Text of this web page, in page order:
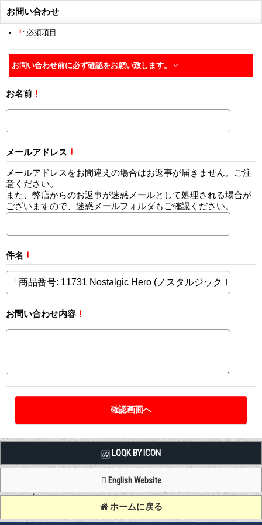
お問い合わせ
! : 必須項目
お問い合わせ前に必ず確認をお願い致します。
お名前 !
メールアドレス !
メールアドレスをお間違えの場合はお返事が届きません。ご注
意ください。
また、弊店からのお返事が迷惑メールとして処理される場合が
ございますので、迷惑メールフォルダもご確認ください。
件名 !
お問い合わせ内容 !
LQQK BY ICON
English Website
ホームに戻る